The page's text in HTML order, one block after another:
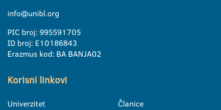
info@unibl.org
PIC broj: 995591705
ID broj: E10186843
Erazmus kod: BA BANJA02
Korisni linkovi
Univerzitet
Članice